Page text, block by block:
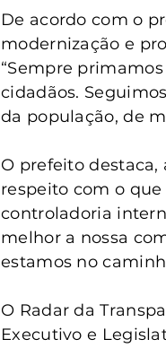
De acordo com o
modernização e
“Sempre
cidadãos.
da população, de
O prefeito
respeito com o
controladoria
melhor a nossa
estamos no
O Radar da
Executivo e